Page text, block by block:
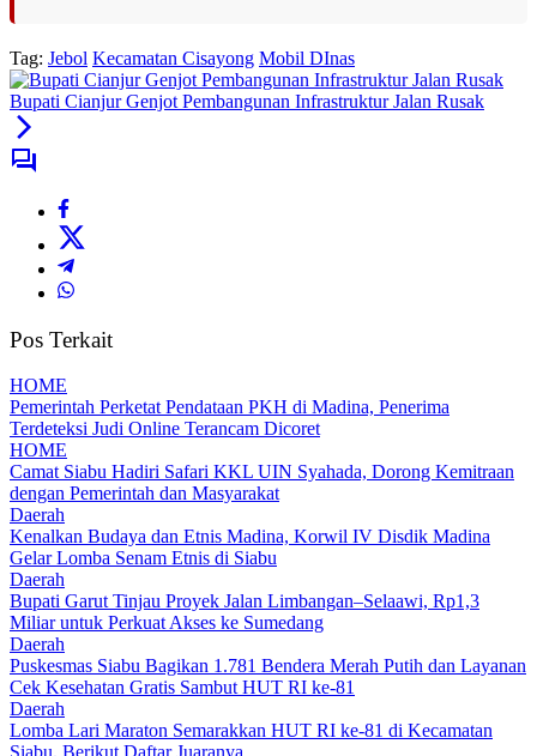
Tag: Jebol Kecamatan Cisayong Mobil DInas
Bupati Cianjur Genjot Pembangunan Infrastruktur Jalan Rusak
Pos Terkait
HOME
Pemerintah Perketat Pendataan PKH di Madina, Penerima
Terdeteksi Judi Online Terancam Dicoret
HOME
Camat Siabu Hadiri Safari KKL UIN Syahada, Dorong Kemitraan
dengan Pemerintah dan Masyarakat
Daerah
Kenalkan Budaya dan Etnis Madina, Korwil IV Disdik Madina
Gelar Lomba Senam Etnis di Siabu
Daerah
Bupati Garut Tinjau Proyek Jalan Limbangan–Selaawi, Rp1,3
Miliar untuk Perkuat Akses ke Sumedang
Daerah
Puskesmas Siabu Bagikan 1.781 Bendera Merah Putih dan Layanan
Cek Kesehatan Gratis Sambut HUT RI ke-81
Daerah
Lomba Lari Maraton Semarakkan HUT RI ke-81 di Kecamatan